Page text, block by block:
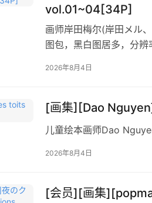
vol.01~04[34P]
画师岸田梅尔(岸田メル
图包，黑白图居多，分辨
2026年8月4日
[画集][Dao
儿童绘本画师Dao
2026年8月4日
[会员][画集